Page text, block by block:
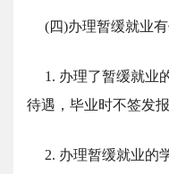
(四)办理暂缓就业
1. 办理了暂缓就业
待遇，毕业时不签发报
2. 办理暂缓就业的